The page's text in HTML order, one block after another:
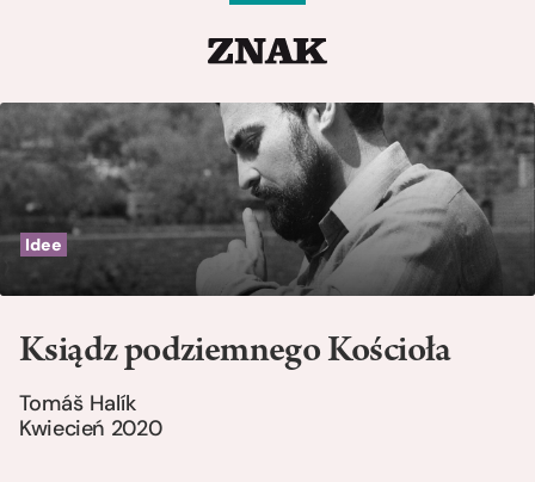
Idee
Ksiądz podziemnego Kościoła
Tomáš Halík
Kwiecień 2020